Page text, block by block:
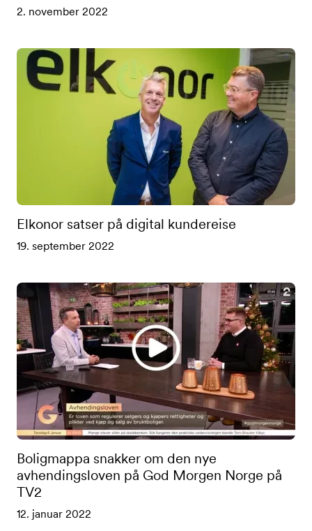
2. november 2022
Elkonor satser på digital kundereise
19. september 2022
Boligmappa snakker om den nye
avhendingsloven på God Morgen Norge på
TV2
12. januar 2022